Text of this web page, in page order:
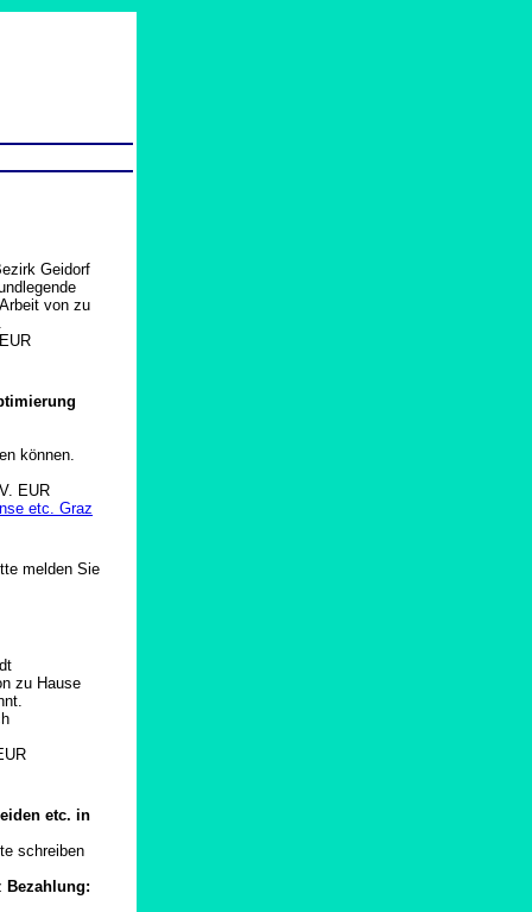
Geidorf
von zu
können.
EUR
etc. Graz
melden Sie
zu Hause
etc. in
schreiben
Bezahlung: